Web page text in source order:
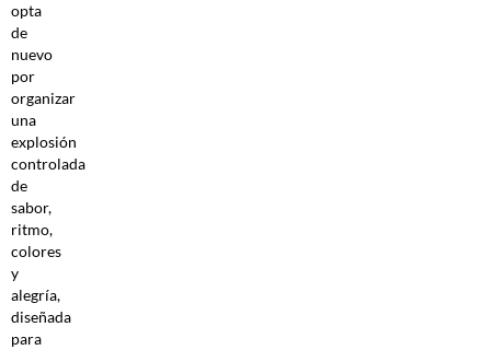
opta
de
nuevo
por
organizar
una
explosión
controlada
de
sabor,
ritmo,
colores
y
alegría,
diseñada
para